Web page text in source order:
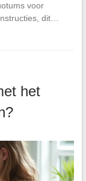
voor
dit…
het